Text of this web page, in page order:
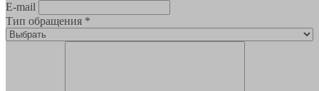
E-mail
Тип обращения *